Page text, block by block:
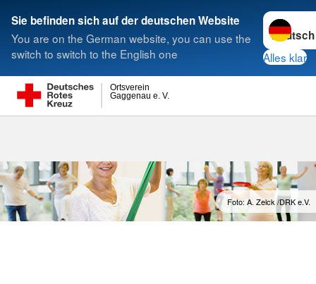
Sie befinden sich auf der deutschen Website
You are on the German website, you can use the
switch to switch to the English one
Sprache
Alles klar
Gaggenau e. V.
Ortsverein
Suche
Foto: A. Zelck /DRK e.V.